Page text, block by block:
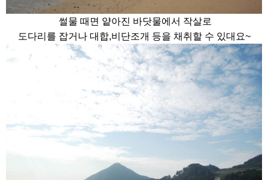
썰물 때면 얕아진 바닷물에서 작살로
도다리를 잡거나 대합,비단조개 등을 채취할 수 있대요~